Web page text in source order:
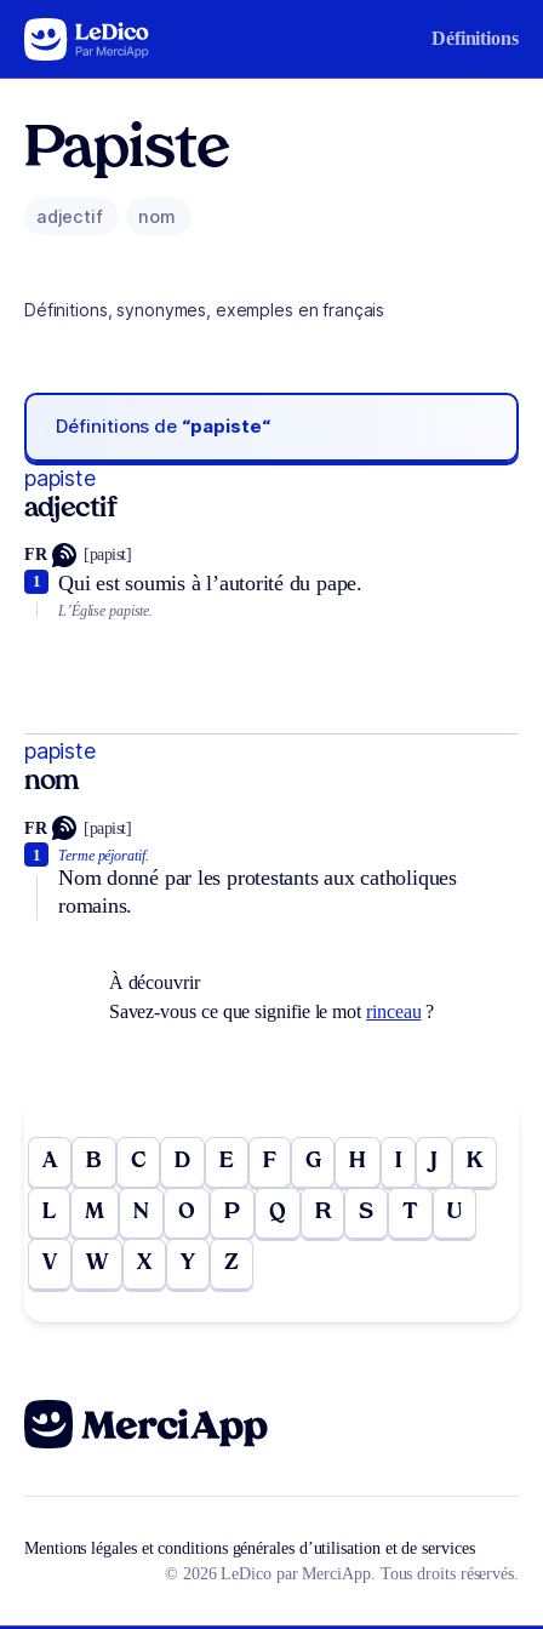
Aller au contenu Définitions
Papiste
adjectif nom
Définitions, synonymes, exemples en français
Définitions de “papiste“
papiste
adjectif
FR [papist]
Qui est soumis à l’autorité du pape.
1
L’Église papiste.
papiste
nom
FR [papist]
Terme péjoratif.
Nom donné par les protestants aux catholiques
romains.
1
À découvrir
Savez-vous ce que signifie le mot rinceau ?
A B C D E F G H I J K
L M N O P Q R S T U
V W X Y Z
Mentions légales et conditions générales d’utilisation et de services
© 2026 LeDico par MerciApp. Tous droits réservés.